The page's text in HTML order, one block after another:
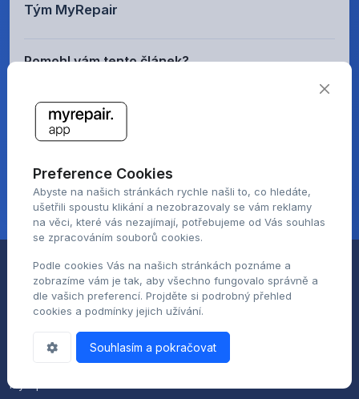
Tým MyRepair
Pomohl vám tento článek?
😡 🙁
Zatím bez hodnocení. Buďte první, kdo článek ohodnotí.
Preference Cookies
Abyste na našich stránkách rychle našli to, co hledáte,
ušetřili spoustu klikání a nezobrazovaly se vám reklamy
na věci, které vás nezajímají, potřebujeme od Vás souhlas
se zpracováním souborů cookies.
Podle cookies Vás na našich stránkách poznáme a
zobrazíme vám je tak, aby všechno fungovalo správně a
dle vašich preferencí. Projděte si podrobný přehled
cookies a podmínky jejich užívání.
Souhlasím a pokračovat
myrepair s.r.o.